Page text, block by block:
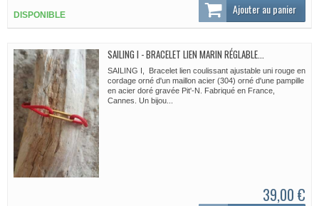
DISPONIBLE Ajouter au panier
SAILING I - BRACELET LIEN MARIN RÉGLABLE...
SAILING I, Bracelet lien coulissant ajustable uni rouge en
cordage orné d'un maillon acier (304) orné d'une pampille
en acier doré gravée Pit'-N. Fabriqué en France,
Cannes. Un bijou...
39,00 €